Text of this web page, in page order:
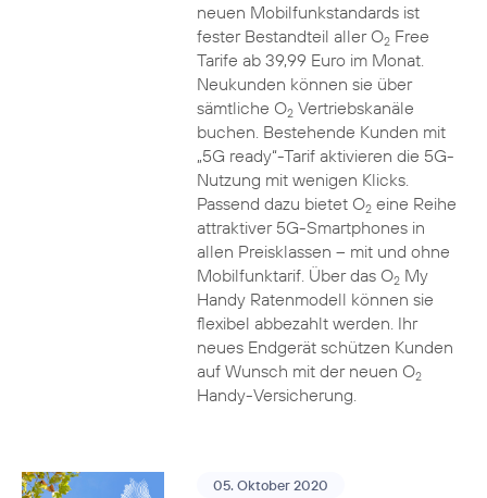
neuen Mobilfunkstandards ist
fester Bestandteil aller O2Free
Tarife ab 39,99 Euro im Monat.
Neukunden können sie über
sämtliche O2Vertriebskanäle
buchen. Bestehende Kunden mit
„5G ready“-Tarif aktivieren die 5G-
Nutzung mit wenigen Klicks.
Passend dazu bietet O2eine Reihe
attraktiver 5G-Smartphones in
allen Preisklassen – mit und ohne
Mobilfunktarif. Über das O2My
Handy Ratenmodell können sie
flexibel abbezahlt werden. Ihr
neues Endgerät schützen Kunden
auf Wunsch mit der neuen O2
Handy-Versicherung.
05. Oktober 2020